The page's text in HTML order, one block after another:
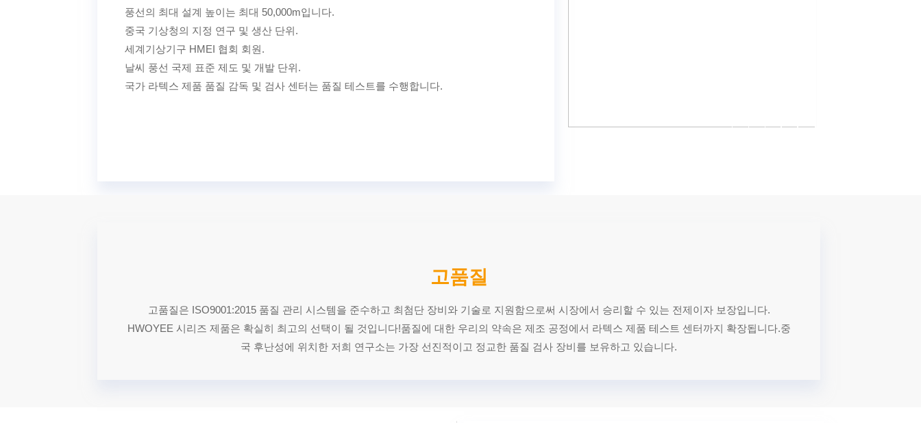
풍선의 최대 설계 높이는 최대 50,000m입니다.
중국 기상청의 지정 연구 및 생산 단위.
세계기상기구 HMEI 협회 회원.
날씨 풍선 국제 표준 제도 및 개발 단위.
국가 라텍스 제품 품질 감독 및 검사 센터는 품질 테스트를 수행합니다.
고품질
고품질은 ISO9001:2015 품질 관리 시스템을 준수하고 최첨단 장비와 기술로 지원함으로써 시장에서 승리할 수 있는 전제이자 보장입니다.
HWOYEE 시리즈 제품은 확실히 최고의 선택이 될 것입니다!품질에 대한 우리의 약속은 제조 공정에서 라텍스 제품 테스트 센터까지 확장됩니다.중
국 후난성에 위치한 저희 연구소는 가장 선진적이고 정교한 품질 검사 장비를 보유하고 있습니다.